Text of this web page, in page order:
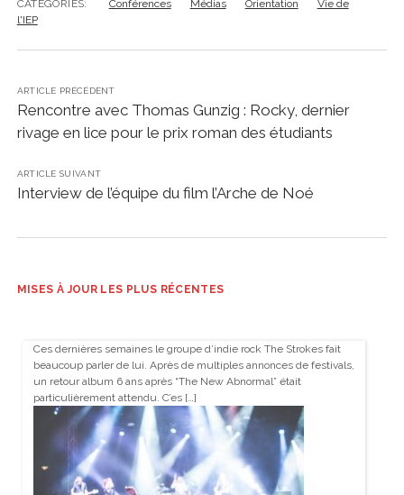
CATÉGORIES: Conférences Médias Orientation
Vie de
l'IEP
ARTICLE PRÉCÉDENT
Rencontre avec Thomas Gunzig : Rocky, dernier
rivage en lice pour le prix roman des étudiants
ARTICLE SUIVANT
Interview de l’équipe du film l’Arche de Noé
MISES À JOUR LES PLUS RÉCENTES
Ces dernières semaines le groupe d’indie rock The Strokes fait
beaucoup parler de lui. Après de multiples annonces de festivals,
un retour album 6 ans après “The New Abnormal” était
particulièrement attendu. C’es […]